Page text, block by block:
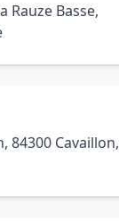
Rauze Basse,
84300 Cavaillon,